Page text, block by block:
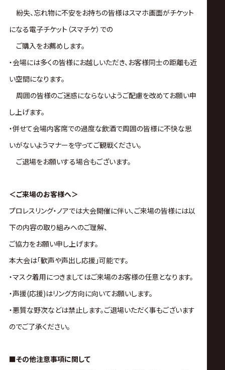
紛失、忘れ物に不安をお持ちの皆様はスマホ画面がチケット
になる電子チケット（スマチケ）での
ご購入をお薦めします。
・会場には多くの皆様にお越しいただき、お客様同士の距離も近
い空間になります。
周囲の皆様のご迷惑にならないようご配慮を改めてお願い申
し上げます。
・併せて会場内客席での過度な飲酒で周囲の皆様に不快な思
いがないようマナーを守ってご観戦ください。
ご退場をお願いする場合もございます。
＜ご来場のお客様へ＞
プロレスリング・ノアでは大会開催に伴い、ご来場の皆様には以
下の内容の取り組みへのご理解、
ご協力をお願い申し上げます。
本大会は｢歓声や声出し応援｣可能です。
・マスク着用につきましてはご来場のお客様の任意となります。
・声援(応援)はリング方向に向いてお願いします。
・悪質な野次などは禁止します。ご退場いただく事もございます
のでご了承ください。
■その他注意事項に関して